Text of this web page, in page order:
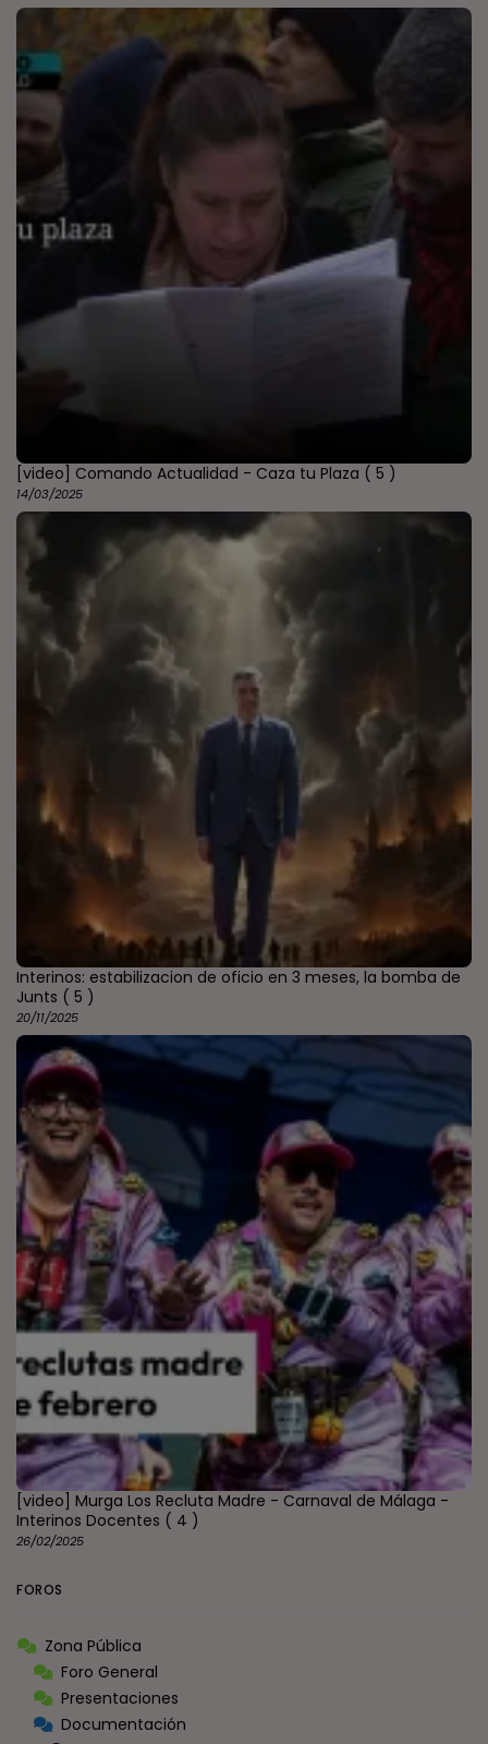
[video] Comando Actualidad - Caza tu Plaza ( 5 )
14/03/2025
Interinos: estabilizacion de oficio en 3 meses, la bomba de
Junts ( 5 )
20/11/2025
[video] Murga Los Recluta Madre - Carnaval de Málaga -
Interinos Docentes ( 4 )
26/02/2025
FOROS
Zona Pública
Foro General
Presentaciones
Documentación